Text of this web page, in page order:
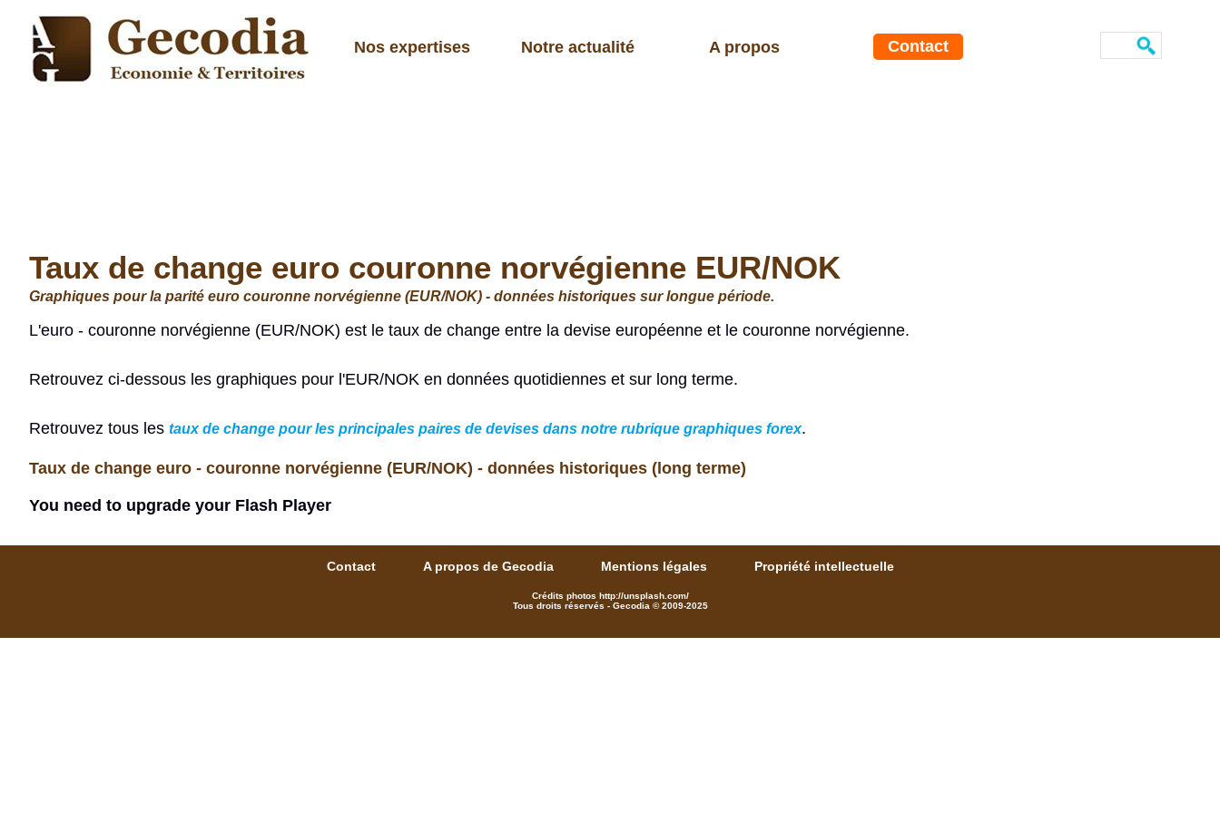
Nos expertises Notre actualité A propos Contact
Taux de change euro couronne norvégienne EUR/NOK
Graphiques pour la parité euro couronne norvégienne (EUR/NOK) - données historiques sur longue période.
L'euro - couronne norvégienne (EUR/NOK) est le taux de change entre la devise européenne et le couronne norvégienne.
Retrouvez ci-dessous les graphiques pour l'EUR/NOK en données quotidiennes et sur long terme.
Retrouvez tous les taux de change pour les principales paires de devises dans notre rubrique graphiques forex.
Taux de change euro - couronne norvégienne (EUR/NOK) - données historiques (long terme)
You need to upgrade your Flash Player
Contact A propos de Gecodia Mentions légales Propriété intellectuelle
Crédits photos http://unsplash.com/
Tous droits réservés - Gecodia © 2009-2025